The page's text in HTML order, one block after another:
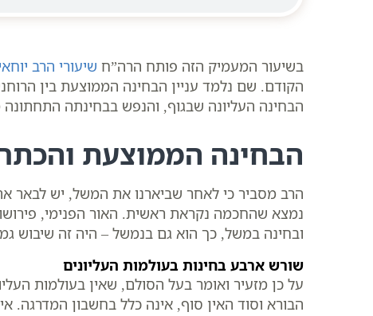
בשיעור המעמיק הזה פותח הרה”ח שיעורי הרב
הקודם. שם נלמד עניין הבחינה הממוצעת בין
הבחינה העליונה שבגוף, והנפש בבחינתה
הבחינה הממוצעת
הרב מסביר כי לאחר שביארנו את המשל, יש לבאר
נמצא שהחכמה נקראת ראשית. האור הפנימי,
ובחינה במשל, כך הוא גם בנמשל – היה זה שיבוש
שורש ארבע בחינות בעולמות העליונים
על כן מזעיר ואומר בעל הסולם, שאין בעולמות
הבורא וסוד האין סוף, אינה כלל בחשבון המדרגה.